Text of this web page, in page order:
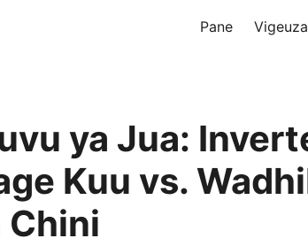
Pane Vigeuza
ya Jua:
Kuu vs.
Chini